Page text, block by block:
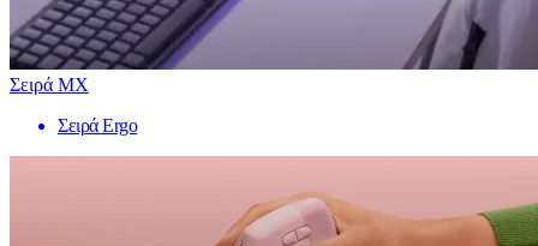
Σειρά MX
Σειρά Ergo